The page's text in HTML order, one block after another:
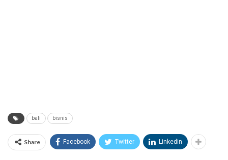
bali bisnis
Share Facebook Twitter Linkedin